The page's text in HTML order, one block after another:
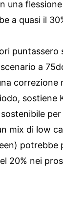
una
a quasi il
puntassero
a
correzione
sostiene
mix di low
potrebbe
20% nei